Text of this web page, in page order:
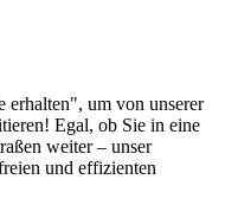
erhalten", um von unserer
Egal, ob Sie in eine
weiter – unser
und effizienten